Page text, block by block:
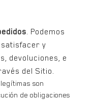
. Podemos
y
devoluciones, e
del Sitio.
son
de obligaciones